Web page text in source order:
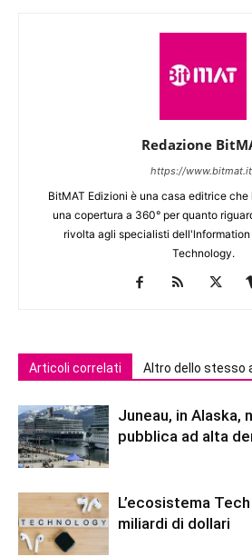
Redazione
https://
BitMAT Edizioni è una casa editrice
una copertura a 360° per quanto
rivolta agli specialisti
Technology.
Articoli correlati Altro dello stesso
Juneau, in Alaska,
pubblica ad alta
L’ecosistema
miliardi di dollari